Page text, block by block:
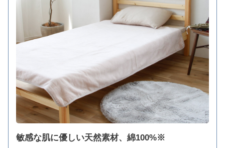
敏感な肌に優しい天然素材、綿100%※